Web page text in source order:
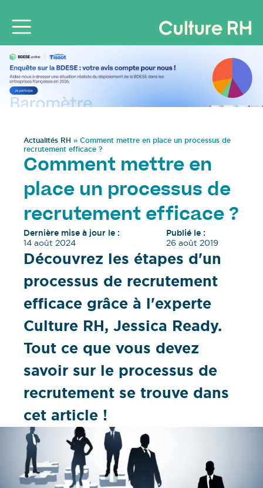
Actualités RH » Comment mettre en place un processus de
recrutement efficace ?
Comment mettre en
place un processus de
recrutement efficace ?
Dernière mise à jour le :
14 août 2024
Publié le :
26 août 2019
Découvrez les étapes d'un
processus de recrutement
efficace grâce à l'experte
Culture RH, Jessica Ready.
Tout ce que vous devez
savoir sur le processus de
recrutement se trouve dans
cet article !